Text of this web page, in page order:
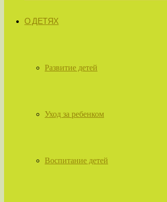
О ДЕТЯХ
Развитие детей
Уход за ребенком
Воспитание детей